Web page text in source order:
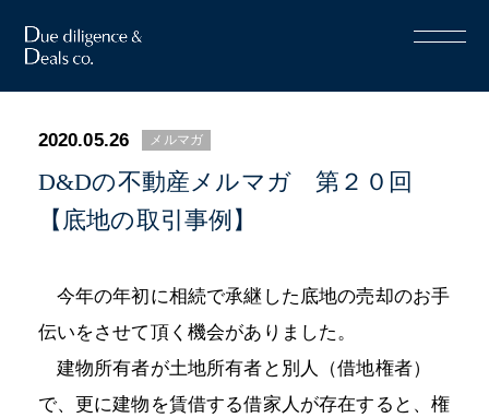
2020.05.26 メルマガ
D&Dの不動産メルマガ 第２０回
【底地の取引事例】
今年の年初に相続で承継した底地の売却のお手
伝いをさせて頂く機会がありました。
建物所有者が土地所有者と別人（借地権者）
で、更に建物を賃借する借家人が存在すると、権